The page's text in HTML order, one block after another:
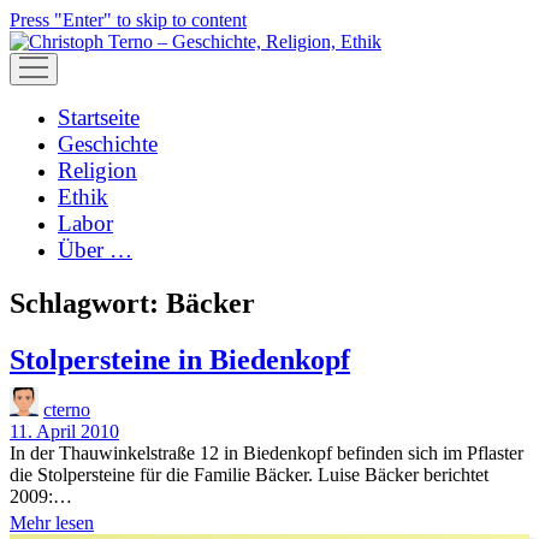
Press "Enter" to skip to content
open
menu
Startseite
Geschichte
Religion
Ethik
Labor
Über …
Schlagwort: Bäcker
Stolpersteine in Biedenkopf
cterno
11. April 2010
In der Thauwinkelstraße 12 in Biedenkopf befinden sich im Pflaster
die Stolpersteine für die Familie Bäcker. Luise Bäcker berichtet
2009:…
Mehr lesen